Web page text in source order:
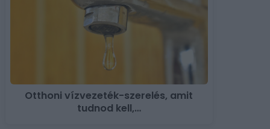
Otthoni vízvezeték-szerelés, amit
tudnod kell,…